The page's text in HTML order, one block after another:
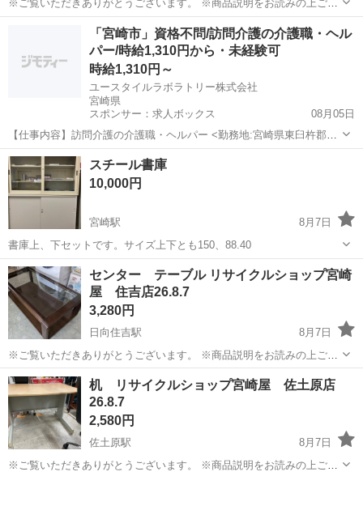
※ご覧いただきありがとうございます。 ※商品説明をお読みの上ご納
得の上でご購入お願い致します 。 こちらの商品は住吉店にございま
用感がございます...
日向住吉駅 テーブル ガラス
「宮崎市」資格不問/訪問介護の介護職・ヘル
パー/時給1,310円から・未経験可
時給1,310円～
ユースタイルラボラトリー株式会社
宮崎県
スポンサー：求人ボックス
08月05日
【仕事内容】訪問介護の介護職・ヘルパー <勤務地:宮崎県東臼杵郡門
川町など> 障がいなどで身体が動かせないご利用者のご自宅に訪問
し、ご自宅での生活を支援する、見守りがメインの訪問介護のお仕事
です。もちろん直行直帰OK。 <仕事内容...
アルバイト・パート
スチール書庫
10,000円
宮崎駅
8月7日
書庫上、下セットです。サイズ上下とも150、88.40
宮崎 宮崎市 宮崎駅 オフィス用家具 書庫
センター テーブル リサイクルショップ宮崎
屋 住吉店26.8.7
3,280円
日向住吉駅
8月7日
※ご覧いただきありがとうございます。 ※商品説明をお読みの上ご納
得の上でご購入お願い致します 。 こちらの商品は住吉店にございま
す。 商品名：センター テーブル 状態：中古品 現状販売 幅
120cm 奥行 ...
宮崎 宮崎市 日向住吉駅 センター
机 リサイクルショップ宮崎屋 佐土原店
26.8.7
2,580円
佐土原駅
8月7日
※ご覧いただきありがとうございます。 ※商品説明をお読みの上ご納